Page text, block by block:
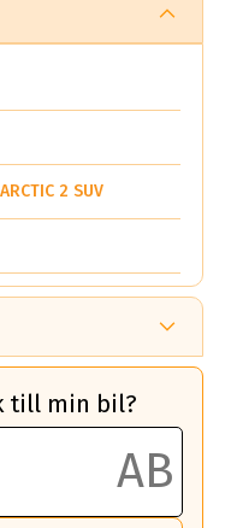
2 SUV
A
till min bil?